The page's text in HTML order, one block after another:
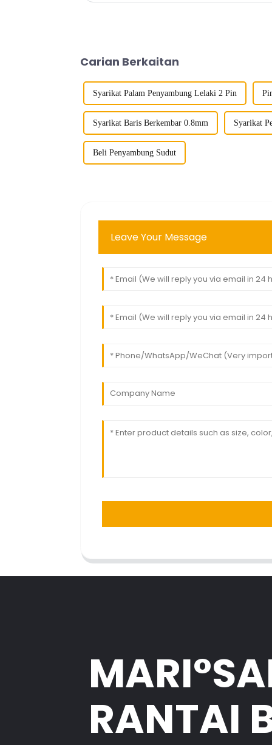
Carian Berkaitan
Syarikat Palam Penyambung Lelaki 2 Pin
Syarikat Baris Berkembar 0.8mm Syarikat
Beli Penyambung Sudut
Leave Your Message
RANTAI